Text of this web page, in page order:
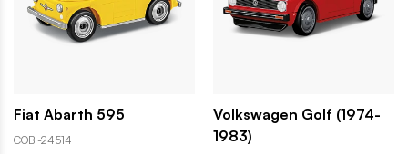
Fiat Abarth 595
COBI-24514
Volkswagen Golf (1974-
1983)